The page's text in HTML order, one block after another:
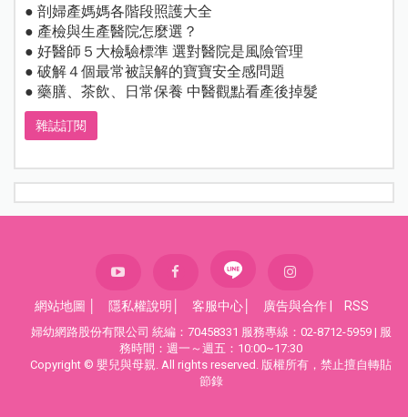
● 剖婦產媽媽各階段照護大全
● 產檢與生產醫院怎麼選？
● 好醫師５大檢驗標準 選對醫院是風險管理
● 破解４個最常被誤解的寶寶安全感問題
● 藥膳、茶飲、日常保養 中醫觀點看產後掉髮
雜誌訂閱
網站地圖 隱私權說明 客服中心 廣告與合作 RSS
婦幼網路股份有限公司 統編：70458331 服務專線：02-8712-5959 | 服
務時間：週一～週五：10:00~17:30
Copyright © 嬰兒與母親. All rights reserved. 版權所有，禁止擅自轉貼
節錄